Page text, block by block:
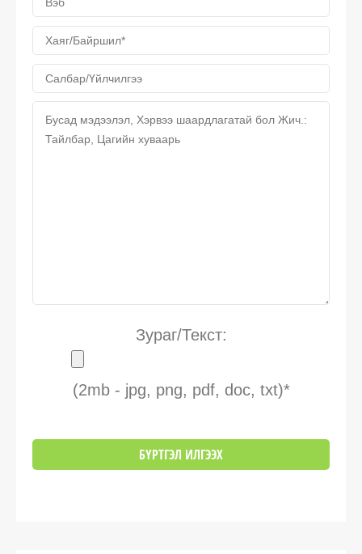
Зураг/Текст:
(2mb - jpg, png, pdf, doc, txt)*